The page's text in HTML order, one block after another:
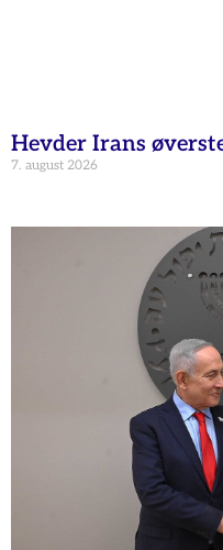
Hevder Irans
7. august 2026